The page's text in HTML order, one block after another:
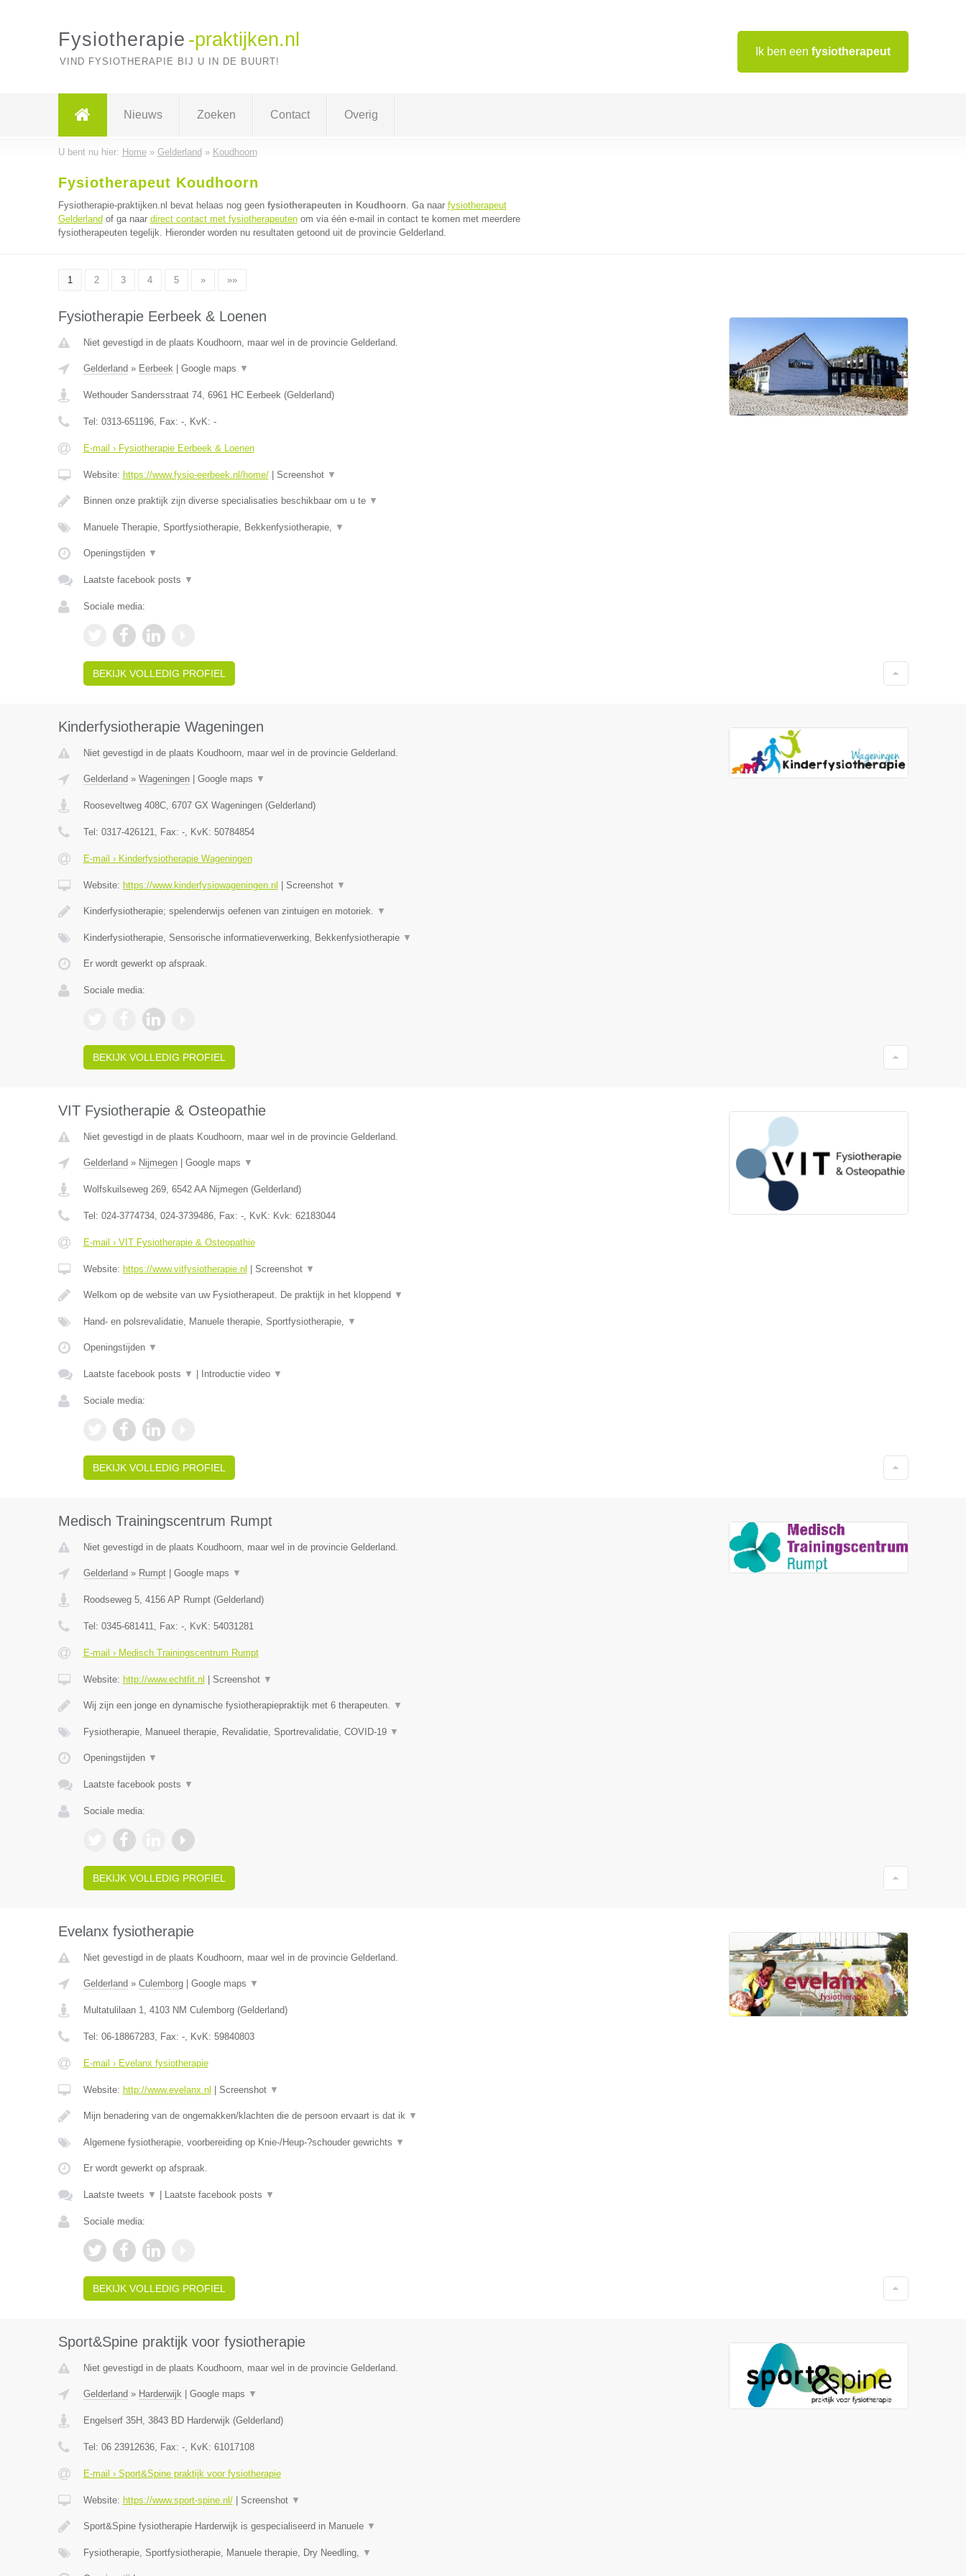
Ik ben een fysiotherapeut
Fysiotherapie -praktijken.nl
VIND FYSIOTHERAPIE BIJ U IN DE BUURT!
Nieuws Zoeken Contact Overig
U bent nu hier: Home» Gelderland » Koudhoorn
Fysiotherapeut Koudhoorn
Fysiotherapie-praktijken.nl bevat helaas nog geen fysiotherapeuten in Koudhoorn. Ga naar fysiotherapeut
Gelderland of ga naar direct contact met fysiotherapeutenom via één e-mail in contact te komen met meerdere
fysiotherapeuten tegelijk. Hieronder worden nu resultaten getoond uit de provincie Gelderland.
1 2 3 4 5 » »»
Fysiotherapie Eerbeek & Loenen
Niet gevestigd in de plaats Koudhoorn, maar wel in de provincie Gelderland.
Gelderland » Eerbeek| Google maps ▼
Wethouder Sandersstraat 74, 6961 HC Eerbeek(Gelderland)
Tel: 0313-651196, Fax: -, KvK: -
E-mail › Fysiotherapie Eerbeek & Loenen
Website: https://www.fysio-eerbeek.nl/home/| Screenshot ▼
Binnen onze praktijk zijn diverse specialisaties beschikbaar om u te ▼
Manuele Therapie, Sportfysiotherapie, Bekkenfysiotherapie, ▼
Openingstijden ▼
Laatste facebook posts ▼
Sociale media:
BEKIJK VOLLEDIG PROFIEL
Kinderfysiotherapie Wageningen
Niet gevestigd in de plaats Koudhoorn, maar wel in de provincie Gelderland.
Gelderland » Wageningen| Google maps ▼
Rooseveltweg 408C, 6707 GX Wageningen(Gelderland)
Tel: 0317-426121, Fax: -, KvK: 50784854
E-mail › Kinderfysiotherapie Wageningen
Website: https://www.kinderfysiowageningen.nl Screenshot ▼
Kinderfysiotherapie; spelenderwijs oefenen van zintuigen en motoriek. ▼
Kinderfysiotherapie, Sensorische informatieverwerking, Bekkenfysiotherapie ▼
Er wordt gewerkt op afspraak.
Sociale media:
BEKIJK VOLLEDIG PROFIEL
VIT Fysiotherapie & Osteopathie
Niet gevestigd in de plaats Koudhoorn, maar wel in de provincie Gelderland.
Gelderland » Nijmegen| Google maps ▼
Wolfskuilseweg 269, 6542 AA Nijmegen(Gelderland)
Tel: 024-3774734, 024-3739486, Fax: -, KvK: Kvk: 62183044
E-mail › VIT Fysiotherapie & Osteopathie
Website: https://www.vitfysiotherapie.nl Screenshot ▼
Welkom op de website van uw Fysiotherapeut. De praktijk in het kloppend ▼
Hand- en polsrevalidatie, Manuele therapie, Sportfysiotherapie, ▼
Openingstijden ▼
Laatste facebook posts ▼ Introductie video ▼
Sociale media:
BEKIJK VOLLEDIG PROFIEL
Medisch Trainingscentrum Rumpt
Niet gevestigd in de plaats Koudhoorn, maar wel in de provincie Gelderland.
Gelderland » Rumpt| Google maps ▼
Roodseweg 5, 4156 AP Rumpt(Gelderland)
Tel: 0345-681411, Fax: -, KvK: 54031281
E-mail › Medisch Trainingscentrum Rumpt
Website: http://www.echtfit.nl Screenshot ▼
Wij zijn een jonge en dynamische fysiotherapiepraktijk met 6 therapeuten. ▼
Fysiotherapie, Manueel therapie, Revalidatie, Sportrevalidatie, COVID-19 ▼
Openingstijden ▼
Laatste facebook posts ▼
Sociale media:
BEKIJK VOLLEDIG PROFIEL
Evelanx fysiotherapie
Niet gevestigd in de plaats Koudhoorn, maar wel in de provincie Gelderland.
Gelderland » Culemborg| Google maps ▼
Multatulilaan 1, 4103 NM Culemborg(Gelderland)
Tel: 06-18867283, Fax: -, KvK: 59840803
E-mail › Evelanx fysiotherapie
Website: http://www.evelanx.nl Screenshot ▼
Mijn benadering van de ongemakken/klachten die de persoon ervaart is dat ik ▼
Algemene fysiotherapie, voorbereiding op Knie-/Heup-?schouder gewrichts ▼
Er wordt gewerkt op afspraak.
Laatste tweets ▼ Laatste facebook posts ▼
Sociale media:
BEKIJK VOLLEDIG PROFIEL
Sport&Spine praktijk voor fysiotherapie
Niet gevestigd in de plaats Koudhoorn, maar wel in de provincie Gelderland.
Gelderland » Harderwijk| Google maps ▼
Engelserf 35H , 3843 BD Harderwijk(Gelderland)
Tel: 06 23912636, Fax: -, KvK: 61017108
E-mail › Sport&Spine praktijk voor fysiotherapie
Website: https://www.sport-spine.nl/| Screenshot ▼
Sport&Spine fysiotherapie Harderwijk is gespecialiseerd in Manuele ▼
Fysiotherapie, Sportfysiotherapie, Manuele therapie, Dry Needling, ▼